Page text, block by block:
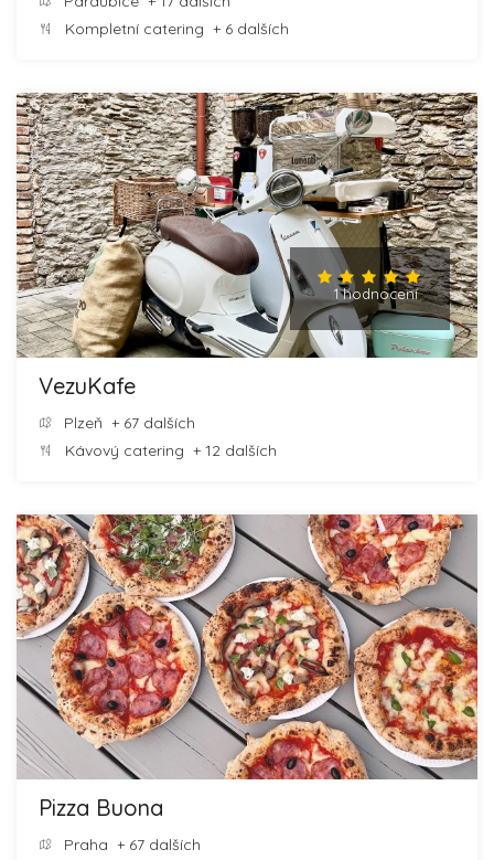
Kompletní catering + 6 dalších
1 hodnocení
VezuKafe
Plzeň + 67 dalších
Kávový catering + 12 dalších
Pizza Buona
Praha + 67 dalších